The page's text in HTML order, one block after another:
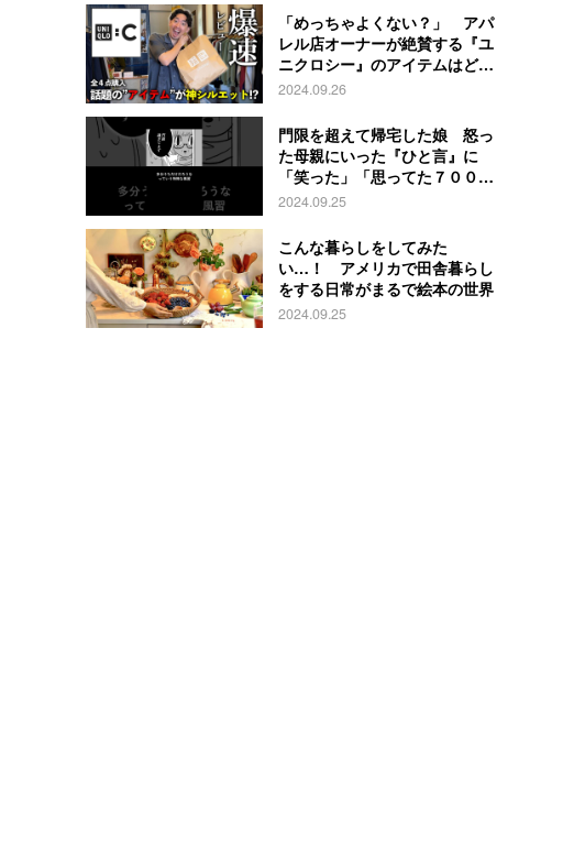
「めっちゃよくない？」 アパ
レル店オーナーが絶賛する『ユ
ニクロシー』のアイテムはど
れ？
2024.09.26
門限を超えて帰宅した娘 怒っ
た母親にいった『ひと言』に
「笑った」「思ってた７００倍
特殊」
2024.09.25
こんな暮らしをしてみた
い…！ アメリカで田舎暮らし
をする日常がまるで絵本の世界
2024.09.25